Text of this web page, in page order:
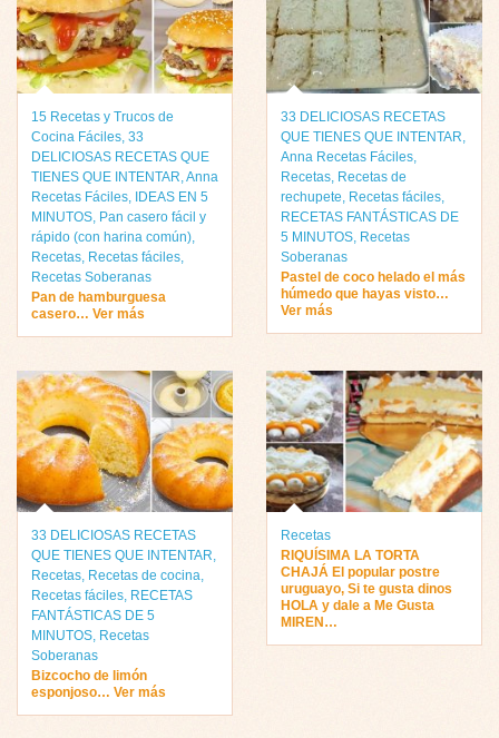
15 Recetas y Trucos de
Cocina Fáciles, 33
DELICIOSAS RECETAS QUE
TIENES QUE INTENTAR,Anna
Recetas Fáciles, IDEAS EN 5
MINUTOS, Pan casero fácil y
rápido (con harina común),
Recetas, Recetas fáciles,
Recetas Soberanas
Pan de hamburguesa
casero… Ver más
33 DELICIOSAS RECETAS
QUE TIENES QUE INTENTAR,
Anna Recetas Fáciles,
Recetas, Recetas de
rechupete, Recetas fáciles,
RECETAS FANTÁSTICAS DE
5 MINUTOS, Recetas
Soberanas
Pastel de coco helado el más
húmedo que hayas visto…
Ver más
33 DELICIOSAS RECETAS
QUE TIENES QUE INTENTAR,
Recetas, Recetas de cocina,
Recetas fáciles, RECETAS
FANTÁSTICAS DE 5
MINUTOS, Recetas
Soberanas
Bizcocho de limón
esponjoso… Ver más
Recetas
RIQUÍSIMA LA TORTA
CHAJÁ El popular postre
uruguayo, Si te gusta dinos
HOLA y dale a Me Gusta
MIREN…